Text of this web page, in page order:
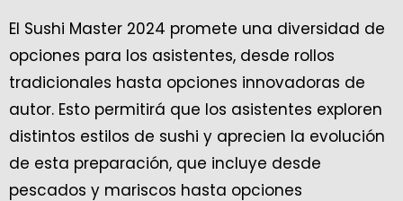
El Sushi Master 2024 promete una diversidad de
opciones para los asistentes, desde rollos
tradicionales hasta opciones innovadoras de
autor. Esto permitirá que los asistentes exploren
distintos estilos de sushi y aprecien la evolución
de esta preparación, que incluye desde
pescados y mariscos hasta opciones